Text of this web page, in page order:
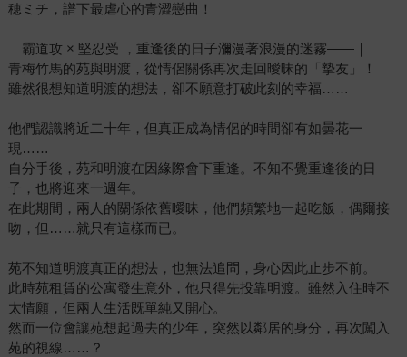
穂ミチ，譜下最虐心的青澀戀曲！
｜霸道攻 × 堅忍受 ，重逢後的日子瀰漫著浪漫的迷霧——｜
青梅竹馬的苑與明渡，從情侶關係再次走回曖昧的「摯友」！
雖然很想知道明渡的想法，卻不願意打破此刻的幸福……
他們認識將近二十年，但真正成為情侶的時間卻有如曇花一
現……
自分手後，苑和明渡在因緣際會下重逢。不知不覺重逢後的日
子，也將迎來一週年。
在此期間，兩人的關係依舊曖昧，他們頻繁地一起吃飯，偶爾接
吻，但……就只有這樣而已。
苑不知道明渡真正的想法，也無法追問，身心因此止步不前。
此時苑租賃的公寓發生意外，他只得先投靠明渡。雖然入住時不
太情願，但兩人生活既單純又開心。
然而一位會讓苑想起過去的少年，突然以鄰居的身分，再次闖入
苑的視線……？